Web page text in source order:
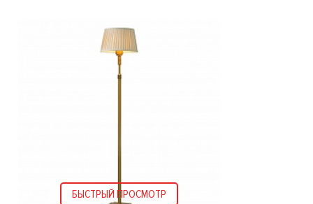
БЫСТРЫЙ ПРОСМОТР